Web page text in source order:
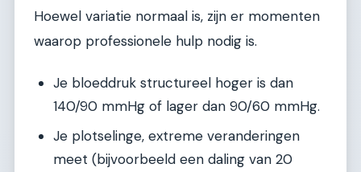
Hoewel variatie normaal is, zijn er momenten
waarop professionele hulp nodig is.
Je bloeddruk structureel hoger is dan
140/90 mmHg of lager dan 90/60 mmHg.
Je plotselinge, extreme veranderingen
meet (bijvoorbeeld een daling van 20